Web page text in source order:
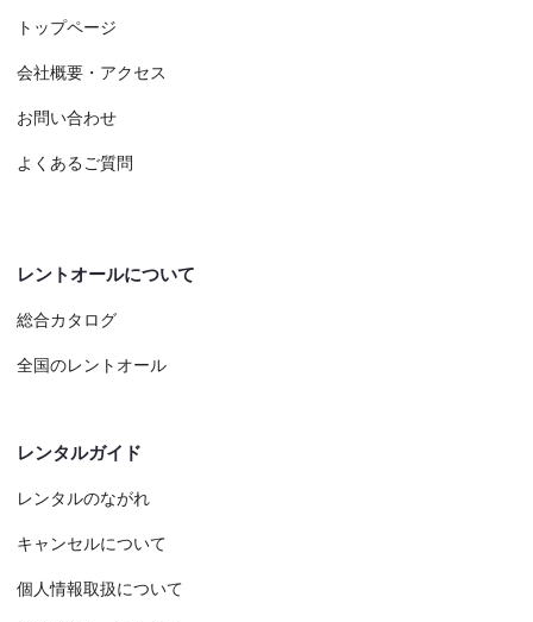
トップページ
会社概要・アクセス
お問い合わせ
よくあるご質問
レントオールについて
総合カタログ
全国のレントオール
レンタルガイド
レンタルのながれ
キャンセルについて
個人情報取扱について